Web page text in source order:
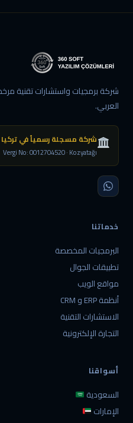
شركة برمجيات واستشارات تقنية
العربي.
شركة مسجلة رسمياً في تركيا
Vergi No: 0012704520 · Kozyatağı
خدماتنا
البرمجيات المخصصة
تطبيقات الجوال
مواقع الويب
أنظمة ERP و CRM
الاستشارات التقنية
التجارة الإلكترونية
أسواقنا
السعودية
الإمارات